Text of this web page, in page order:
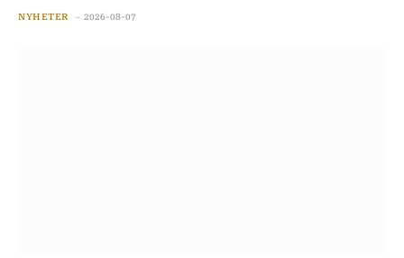
NYHETER 2026-08-07